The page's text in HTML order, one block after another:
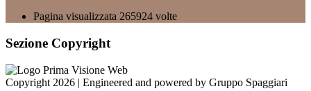
Pagina visualizzata 265924 volte
Sezione Copyright
Copyright 2026 | Engineered and powered by Gruppo Spaggiari